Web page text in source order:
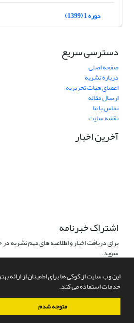
این وب سایت از کوکی ها برای اطمینان از ارائه
خدمات استفاده می کند.
متوجه شدم
دوره 1 (1399)
دسترسی سریع
صفحه اصلی
درباره نشریه
اعضای هیات تحریریه
ارسال مقاله
تماس با ما
نقشه سایت
آخرین اخبار
اشتراک خبرنامه
برای دریافت اخبار و اطلاعیه های مهم نشریه
شوید.
سامانه مدیریت نشریات علمی.طراحی و پیاده